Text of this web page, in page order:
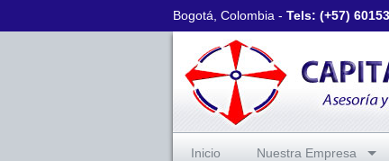
Bogotá, Colombia - Tels: (+57)
Inicio Nuestra Empresa